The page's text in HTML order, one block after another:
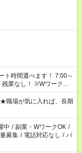
※Wワークの
就業はご案内できませ
社会保険への加入対象
の原則禁止）により、
場合があります
場が気に入れば、長期
中 / 副業・WワークOK /
募集 / 電話対応なし / パ